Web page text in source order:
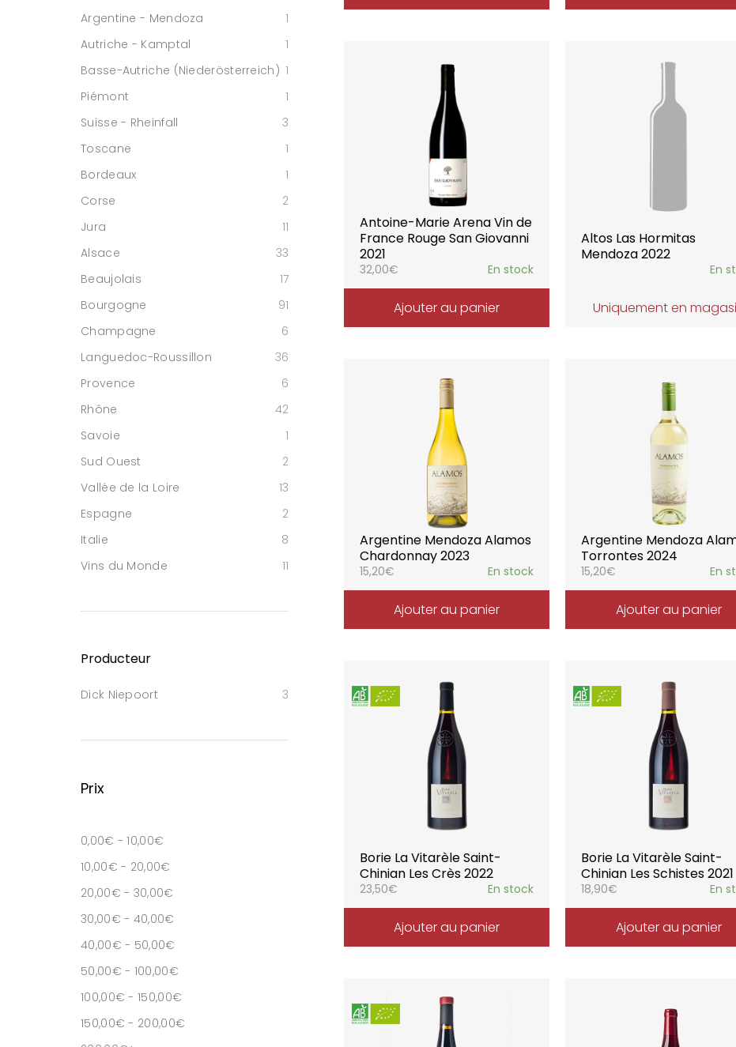
Antoine-Marie Arena Vin de
France Rouge San Giovanni
2021
32,00€ En stock
Ajouter au panier
Altos Las Hormitas
Mendoza 2022
En
Uniquement en
Argentine Mendoza Alamos
Chardonnay 2023
15,20€ En stock
Ajouter au panier
Argentine Mendoza
Torrontes 2024
15,20€ En
Ajouter au panier
Borie La Vitarèle Saint-
Chinian Les Crès 2022
23,50€ En stock
Ajouter au panier
Borie La Vitarèle Saint-
Chinian Les Schistes 2021
18,90€ En
Ajouter au panier
Argentine - Mendoza
1
Autriche - Kamptal
1
Basse-Autriche (Niederösterreich) 1
Piémont
1
Suisse - Rheinfall
3
Toscane
1
Bordeaux
1
Corse
2
Jura
11
Alsace
33
Beaujolais
17
Bourgogne
91
Champagne
6
Languedoc-Roussillon
36
Provence
6
Rhône
42
Savoie
1
Sud Ouest
2
Vallée de la Loire
13
Espagne
2
Italie
8
Vins du Monde
11
Producteur
Dick Niepoort 3
Prix
0,00€ -10,00€
10,00€ - 20,00€
20,00€ - 30,00€
30,00€ - 40,00€
40,00€ - 50,00€
50,00€ - 100,00€
100,00€ -150,00€
150,00€ - 200,00€